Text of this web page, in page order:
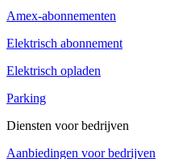
Amex-abonnementen
Elektrisch abonnement
Elektrisch opladen
Parking
Diensten voor bedrijven
Aanbiedingen voor bedrijven